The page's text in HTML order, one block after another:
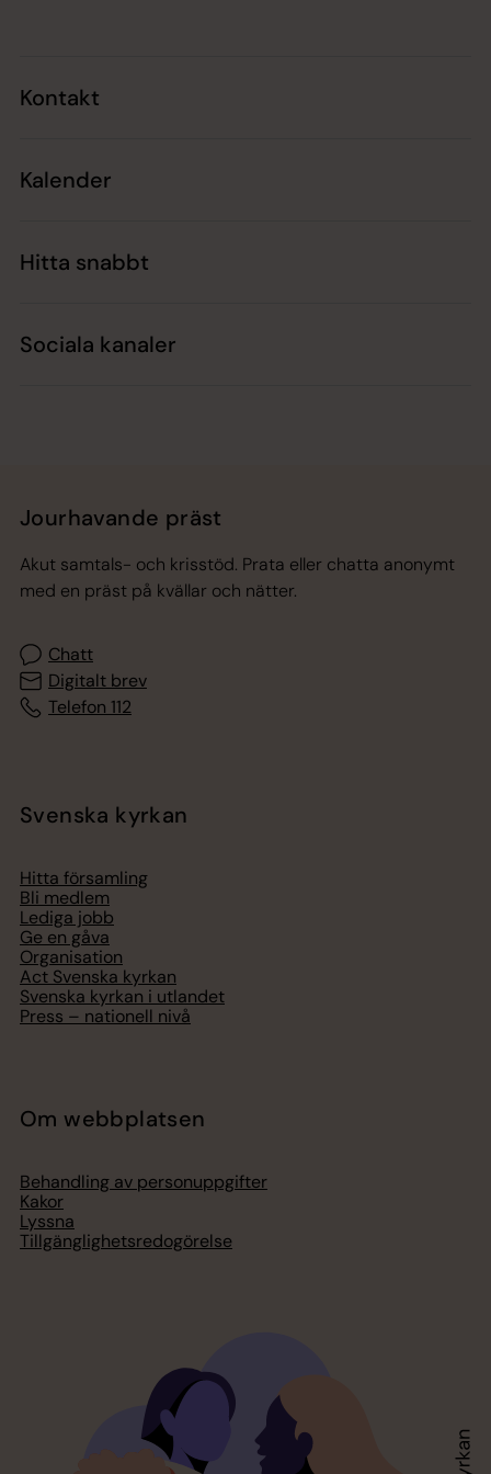
Kontakt
Kalender
Hitta snabbt
Sociala kanaler
Jourhavande präst
Akut samtals- och krisstöd. Prata eller chatta anonymt
med en präst på kvällar och nätter.
Chatt
Digitalt brev
Telefon 112
Svenska kyrkan
Hitta församling
Bli medlem
Lediga jobb
Ge en gåva
Organisation
Act Svenska kyrkan
Svenska kyrkan i utlandet
Press – nationell nivå
Om webbplatsen
Behandling av personuppgifter
Kakor
Lyssna
Tillgänglighetsredogörelse